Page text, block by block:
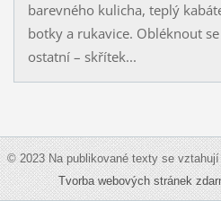
barevného kulicha, teplý
botky a rukavice. Obléknout
ostatní – skřítek...
© 2023 Na publikované texty se
Tvorba webových stránek